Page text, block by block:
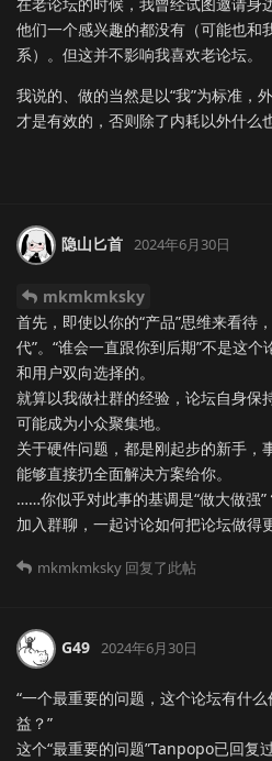
他们一个感兴趣的都没有（可能也和
系）。但这并不影响我喜欢老论坛。
我说的、做的当然是以“我”为标准，
才是有效的，否则除了内耗以外什么
隐山匕首 2024年6月30日
mkmkmksky
首先，即使以你的“产品”思维来看待
代”。“谁会一直跟你到后期”不是这
和用户双向选择的。
就算以我做社群的经验，论坛自身保
可能成为小众聚集地。
关于硬件问题，都是刚起步的新手，
能够直接扔全面解决方案给你。
……你似乎对此事的基调是“做大做强
加入群聊，一起讨论如何把论坛做得
mkmkmksky 回复了此帖
G49 2024年6月30日
“一个最重要的问题，这个论坛有什
益？”
这个“最重要的问题”Tanpopo已回复